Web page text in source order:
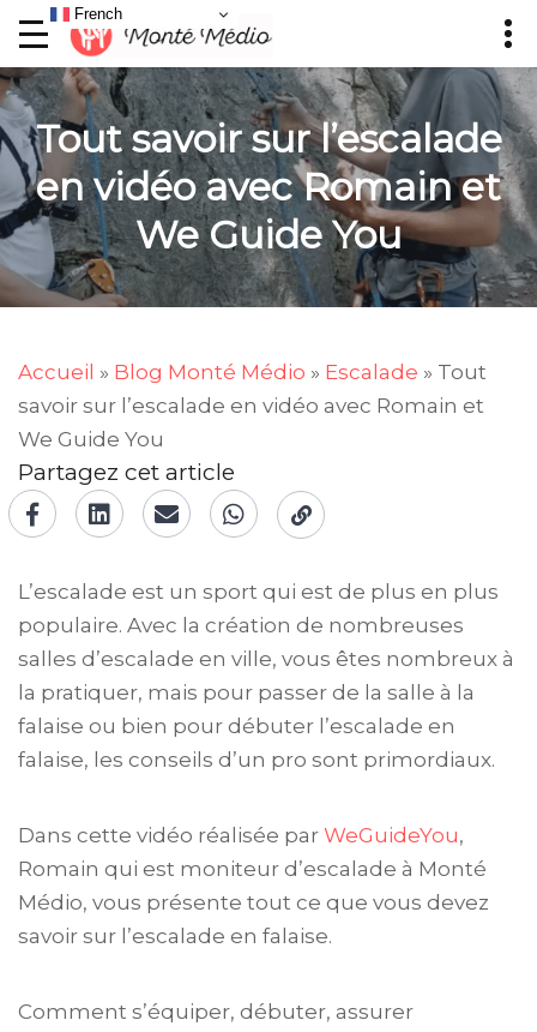
Tout savoir sur l’escalade
en vidéo avec Romain et
We Guide You
Accueil » Blog Monté Médio » Escalade » Tout
savoir sur l’escalade en vidéo avec Romain et
We Guide You
Partagez cet article
L’escalade est un sport qui est de plus en plus
populaire. Avec la création de nombreuses
salles d’escalade en ville, vous êtes nombreux à
la pratiquer, mais pour passer de la salle à la
falaise ou bien pour débuter l’escalade en
falaise, les conseils d’un pro sont primordiaux.
Dans cette vidéo réalisée par WeGuideYou,
Romain qui est moniteur d’escalade à Monté
Médio, vous présente tout ce que vous devez
savoir sur l’escalade en falaise.
Comment s’équiper, débuter, assurer
French